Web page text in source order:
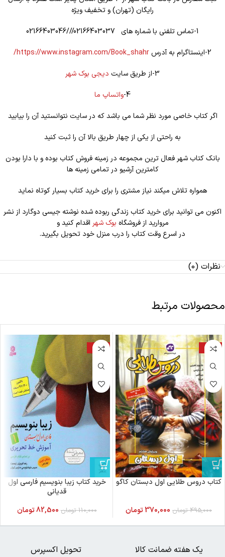
رایگان (تهران) و تخفیف ویژه
1-تماس تلفنی با شماره های 02166403037///02166403046
2-اینستاگرام به آدرس
https://www.instagram.com/Book_shahr/
3-از طریق سایت
دیجی بوک شهر
4- واتساپ ما
اگر کتاب خاصی مورد نظر شما می باشد که در سایت نتوانستید آن را بیابید
به راحتی از یکی از چهار طریق بالا آن را ثبت کنید
بانک کتاب شهر فعال ترین مجموعه در زمینه فروش کتاب بوده و با دارا بودن
کامترین آرشیو در تمامی زمینه ها
همواره تلاش میکند نیاز مشتری را برای خرید کتاب بسیار کوتاه نماید
اکنون می توانید برای خرید کتاب زندگی ربوده شده نوشته جیسی دوگارد از نشر
مروارید از فروشگاه بوک شهر اقدام کنید و
در اسرع وقت کتاب را درب منزل خود تحویل بگیرید.
نظرات (0)
محصولات مرتبط
-25%
کتاب دروس طلایی اول دبستان کاگو
495,000 تومان 370,000تومان
-25%
خرید کتاب زیبا بنویسیم فارسی اول
قدیانی
110,000 تومان 82,500تومان
تحویل اکسپرس یک هفته ضمانت کالا